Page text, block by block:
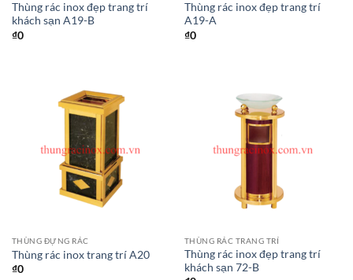
Thùng rác inox đẹp trang trí
khách sạn A19-B
₫0
Thùng rác inox đẹp trang trí
A19-A
₫0
THÙNG ĐỰNG RÁC
Thùng rác inox trang trí A20
₫0
THÙNG RÁC TRANG TRÍ
Thùng rác inox đẹp trang trí
khách sạn 72-B